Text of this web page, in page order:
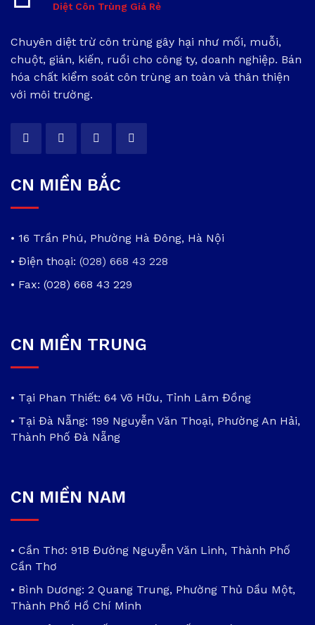
Diệt Côn Trùng Giá Rẻ
Chuyên diệt trừ côn trùng gây hại như mối, muỗi,
chuột, gián, kiến, ruồi cho công ty, doanh nghiệp. Bán
hóa chất kiểm soát côn trùng an toàn và thân thiện
với môi trường.
CN MIỀN BẮC
• 16 Trần Phú, Phường Hà Đông, Hà Nội
• Điện thoại: (028) 668 43 228
• Fax: (028) 668 43 229
CN MIỀN TRUNG
• Tại Phan Thiết: 64 Võ Hữu, Tỉnh Lâm Đồng
• Tại Đà Nẵng: 199 Nguyễn Văn Thoại, Phường An Hải,
Thành Phố Đà Nẵng
CN MIỀN NAM
• Cần Thơ: 91B Đường Nguyễn Văn Linh, Thành Phố
Cần Thơ
• Bình Dương: 2 Quang Trung, Phường Thủ Dầu Một,
Thành Phố Hồ Chí Minh